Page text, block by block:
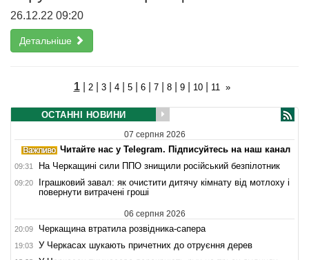
26.12.22 09:20
Детальніше
1| 2| 3| 4| 5| 6| 7| 8| 9| 10| 11 »
ОСТАННІ НОВИНИ
07 серпня 2026
Читайте нас у Telegram. Підписуйтесь на наш канал
09:31 На Черкащині сили ППО знищили російський безпілотник
09:20
Іграшковий завал: як очистити дитячу кімнату від мотлоху і
повернути витрачені гроші
06 серпня 2026
20:09 Черкащина втратила розвідника-сапера
19:03 У Черкасах шукають причетних до отруєння дерев